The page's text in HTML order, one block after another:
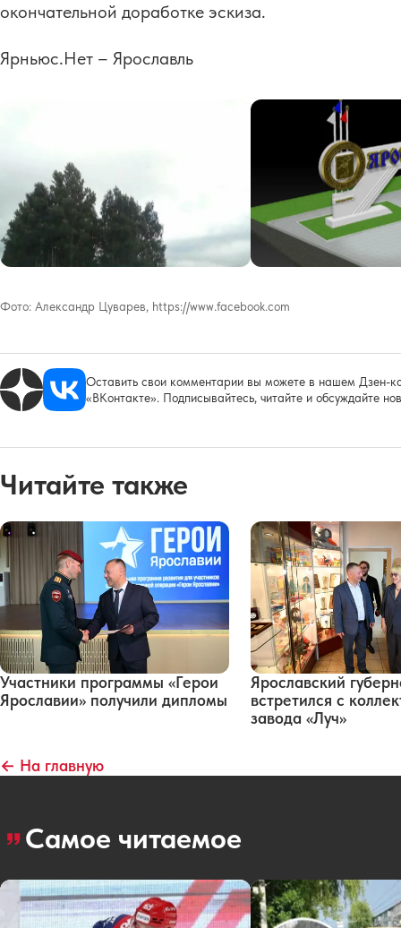
окончательной доработке эскиза.
Ярньюс.Нет – Ярославль
Фото: Александр Цуварев, https://www.facebook.com
Оставить свои комментарии вы можете в нашем Дзен-
«ВКонтакте». Подписывайтесь, читайте и обсуждайте
Читайте также
Участники программы «Герои
Ярославии» получили дипломы
Ярославский
встретился с
завода «Луч»
← На главную
Самое читаемое